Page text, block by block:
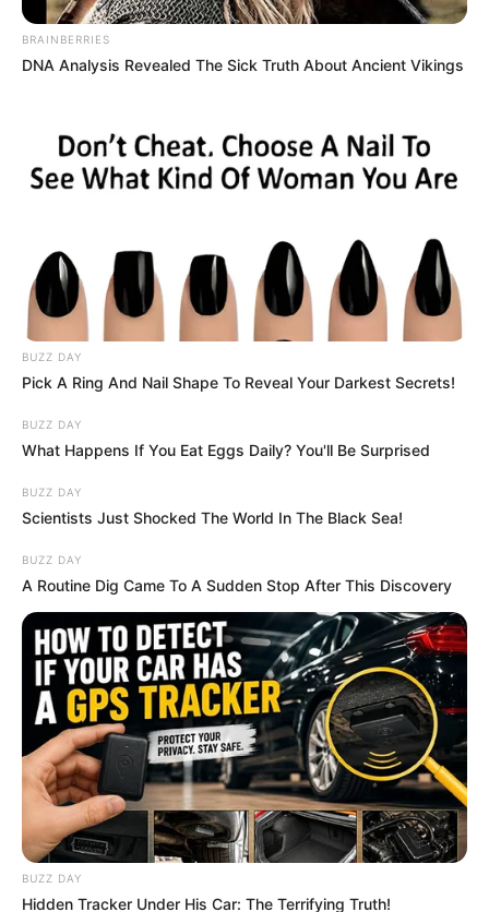
in
Nyugdíj újraszámítása 2026 –
Ők kérhetik a nyugdíjuk ismételt
Szerző • March 8, 2026
BRAINBERRIES
DNA Analysis Revealed The Sick Truth About Ancient Vikings
BUZZ DAY
Pick A Ring And Nail Shape To Reveal Your Darkest Secrets!
BUZZ DAY
What Happens If You Eat Eggs Daily? You'll Be Surprised
BUZZ DAY
Scientists Just Shocked The World In The Black Sea!
BUZZ DAY
A Routine Dig Came To A Sudden Stop After This Discovery
BUZZ DAY
Hidden Tracker Under His Car: The Terrifying Truth!